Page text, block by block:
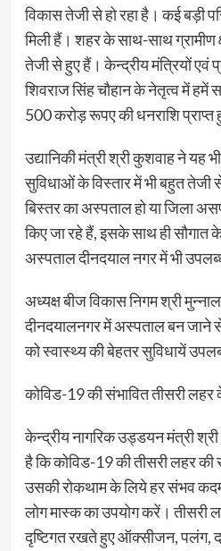
विकास तेजी से हो रहा है। कई बड़ी
मिली हैं। शहर के साथ-साथ ग्रामीण
तेजी से हुए हैं। केन्द्रीय मंत्रियों एवं
शिवराज सिंह चौहान के नेतृत्व में हमें
500 करोड़ रूपए की धनराशि प्राप्त
उद्यानिकी मंत्री श्री कुशवाह ने यह
सुविधाओं के विस्तार में भी बहुत
बिस्तर का अस्पताल हो या जिला
किए जा रहे हैं, इसके साथ ही सौगात
अस्पताल दीनदयाल नगर में भी
अध्यक्ष बीज विकास निगम श्री
दीनदयालनगर में अस्पताल बन जाने
को स्वास्थ्य की बेहतर सुविधायें
कोविड-19 की संभावित तीसरी लहर
केन्द्रीय नागरिक उड्डयन मंत्री श्री
है कि कोविड-19 की तीसरी लहर
उसकी रोकथाम के लिये हर संभव
लोग मास्क का उपयोग करें। तीसरी
दृष्टिगत रखते हुए ऑक्सीजन, पलंग,